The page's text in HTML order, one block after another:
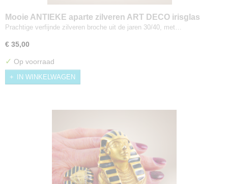
Mooie ANTIEKE aparte zilveren ART DECO irisglas
broche
Prachtige verfijnde zilveren broche uit de jaren 30/40, met…
€ 35,00
✓ Op voorraad
IN WINKELWAGEN